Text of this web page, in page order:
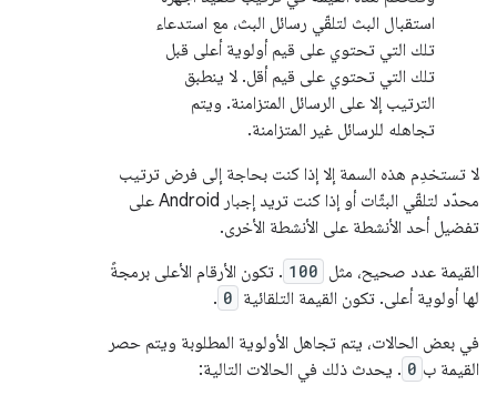
استقبال البث لتلقّي رسائل البث، مع استدعاء
تلك التي تحتوي على قيم أولوية أعلى قبل
تلك التي تحتوي على قيم أقل. لا ينطبق
الترتيب إلا على الرسائل المتزامنة. ويتم
تجاهله للرسائل غير المتزامنة.
لا تستخدِم هذه السمة إلا إذا كنت بحاجة إلى فرض ترتيب
محدّد لتلقّي البثّات أو إذا كنت تريد إجبار Android على
تفضيل أحد الأنشطة على الأنشطة الأخرى.
القيمة عدد صحيح، مثل 100 . تكون الأرقام الأعلى برمجةً
لها أولوية أعلى. تكون القيمة التلقائية 0
.
في بعض الحالات، يتم تجاهل الأولوية المطلوبة ويتم حصر
القيمة ب 0 . يحدث ذلك في الحالات التالية: